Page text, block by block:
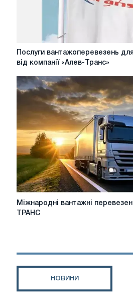
Послуги
вантажоперевезень
юридичних
осіб
компанії
«Алев-
Транс»
Послуги вантажоперевезень
від компанії «Алев-Транс»
Міжнародні
вантажні
АНВІ
Міжнародні вантажні
ТРАНС
НОВИНИ